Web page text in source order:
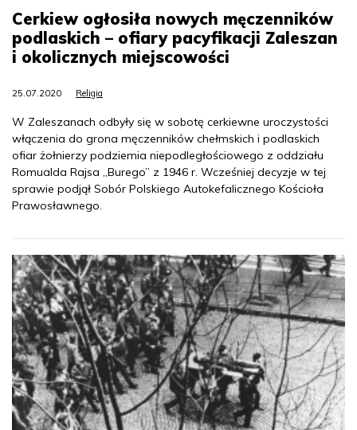
Cerkiew ogłosiła nowych męczenników
podlaskich – ofiary pacyfikacji Zaleszan
i okolicznych miejscowości
25.07.2020 Religia
W Zaleszanach odbyły się w sobotę cerkiewne uroczystości
włączenia do grona męczenników chełmskich i podlaskich
ofiar żołnierzy podziemia niepodległościowego z oddziału
Romualda Rajsa „Burego” z 1946 r. Wcześniej decyzje w tej
sprawie podjął Sobór Polskiego Autokefalicznego Kościoła
Prawosławnego.